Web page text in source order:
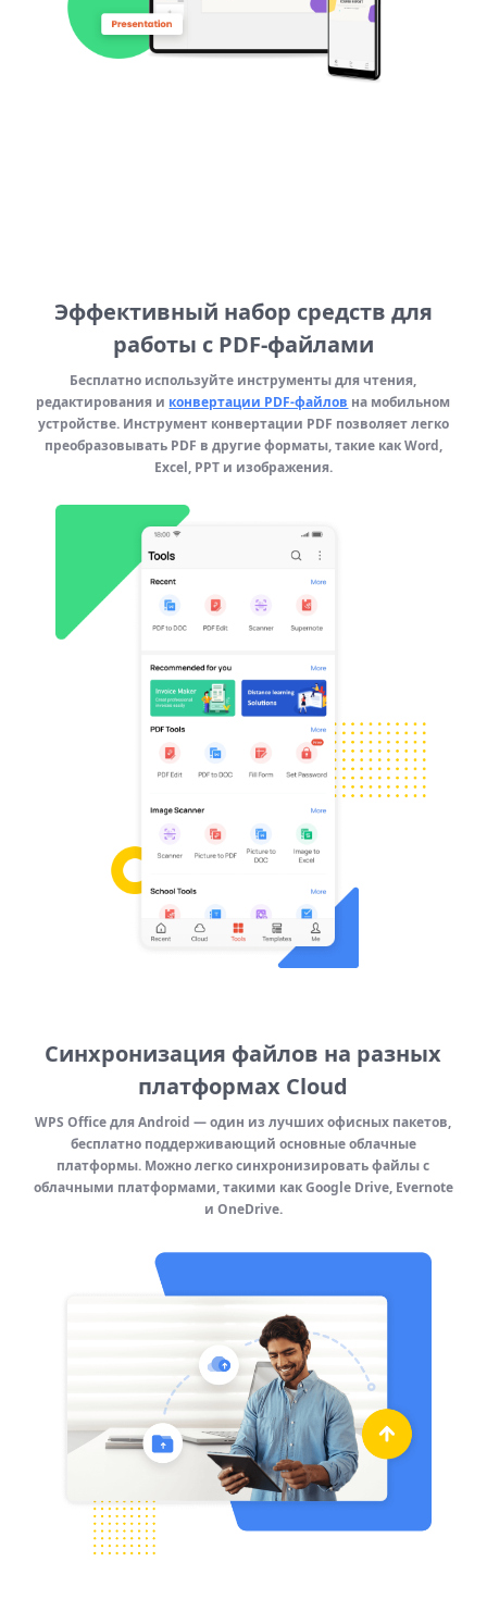
Эффективный набор средств для
работы с PDF-файлами
Бесплатно используйте инструменты для чтения,
редактирования и конвертации PDF-файлов на мобильном
устройстве. Инструмент конвертации PDF позволяет легко
преобразовывать PDF в другие форматы, такие как Word,
Excel, PPT и изображения.
Синхронизация файлов на разных
платформах Cloud
WPS Office для Android — один из лучших офисных пакетов,
бесплатно поддерживающий основные облачные
платформы. Можно легко синхронизировать файлы с
облачными платформами, такими как Google Drive, Evernote
и OneDrive.